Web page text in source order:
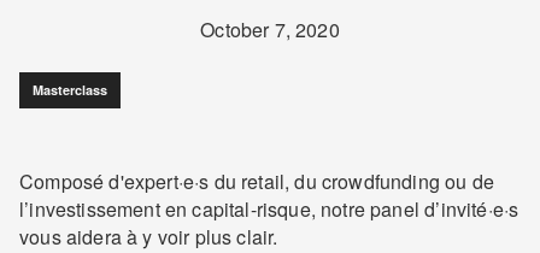
October 7, 2020
Masterclass
Composé d'expert·e·s du retail, du crowdfunding ou de
l’investissement en capital-risque, notre panel d’invité·e·s
vous aidera à y voir plus clair.